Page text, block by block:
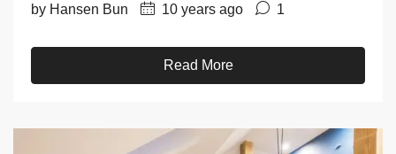
by Hansen Bun 10 years ago 1
Read More